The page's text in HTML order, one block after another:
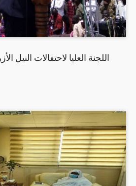
اللجنة العليا لاحتفالات النيل